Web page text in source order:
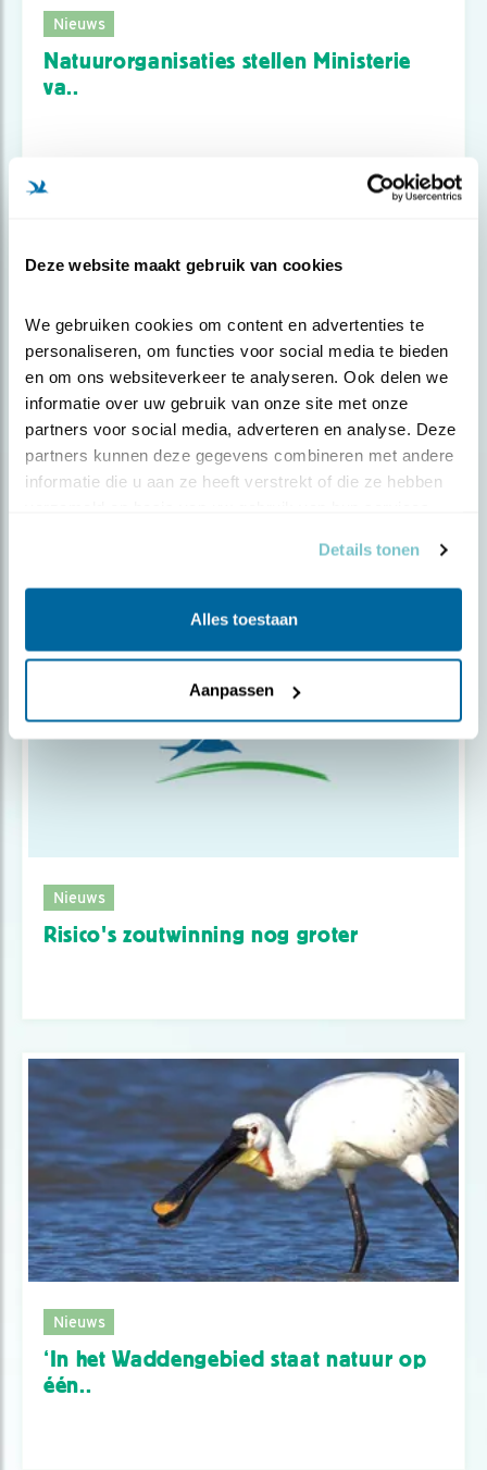
Deze website maakt gebruik van cookies
We gebruiken cookies om content en advertenties te
personaliseren, om functies voor social media te bieden
en om ons websiteverkeer te analyseren. Ook delen we
informatie over uw gebruik van onze site met onze
partners voor social media, adverteren en analyse. Deze
partners kunnen deze gegevens combineren met andere
informatie die u aan ze heeft verstrekt of die ze hebben
Details tonen
Alles toestaan
Aanpassen
Nieuws
Natuurorganisaties stellen Ministerie
va..
Nieuws
Nieuws
Risico's zoutwinning nog groter
Nieuws
‘In het Waddengebied staat natuur op
één..